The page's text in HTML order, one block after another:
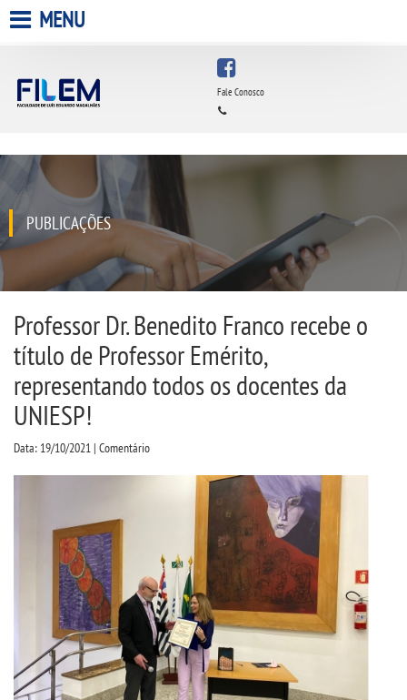
QUEM SOMOS
ESTÁGIOS
INFRAESTRUTURA
BIBLIOTECA
CPA
CURSOS
BACHARELADOS
TECNOLÓGICOS
MENU
Fale Conosco
PUBLICAÇÕES
Professor Dr. Benedito Franco recebe o
título de Professor Emérito,
representando todos os docentes da
UNIESP!
Data: 19/10/2021 | Comentário